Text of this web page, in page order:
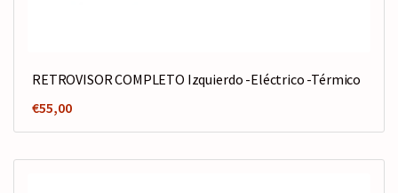
RETROVISOR COMPLETO Izquierdo -Eléctrico -Térmico
€55,00